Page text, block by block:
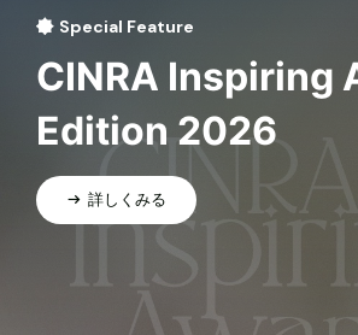
Special Feature
CINRA Inspiring
Edition 2026
詳しくみる